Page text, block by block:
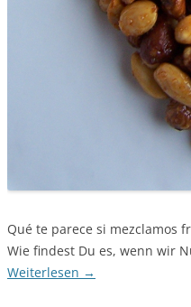
Qué te parece si mezclamos
Wie findest Du es, wenn wir
Weiterlesen →